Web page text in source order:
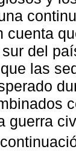
cuenta
del
las
guerra